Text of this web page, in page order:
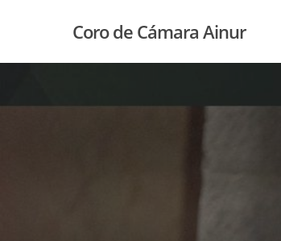
Coro de Cámara Ainur